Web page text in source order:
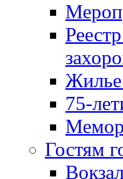
Жилье
75-
Гостям